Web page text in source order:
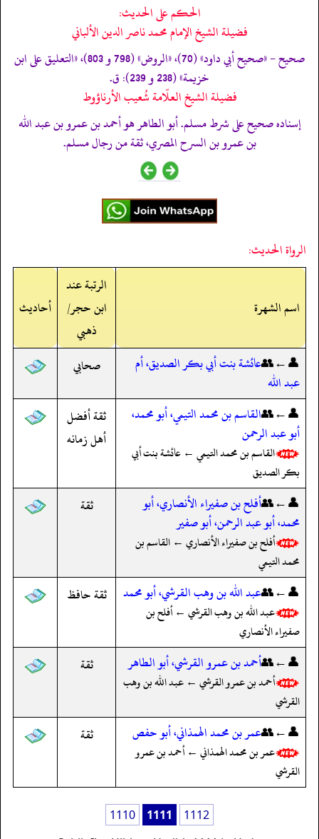
الحكم على الحديث:
فضيلة الشيخ الإمام محمد ناصر الدين الألباني
صحيح - «صحيح أبي داود» (70)، «الروض» (798 و 803)، «التعليق على ابن
خزيمة» (238 و 239): ق.
فضيلة الشيخ العلّامة شُعيب الأرناؤوط
إسناده صحيح على شرط مسلم. أبو الطاهر هو أحمد بن عمرو بن عبد الله
بن عمرو بن السرح المصري، ثقة من رجال مسلم.
الرواة الحديث:
اسم الشهرة
الرتبة عند
ابن حجر/
ذهبي
أحاديث
👤←👥عائشة بنت أبي بكر الصديق، أم
عبد الله
صحابي
👤←👥القاسم بن محمد التيمي، أبو محمد،
أبو عبد الرحمن
القاسم بن محمد التيمي ← عائشة بنت أبي
بكر الصديق
ثقة أفضل
أهل زمانه
👤←👥أفلح بن صفيراء الأنصاري، أبو
محمد، أبو عبد الرحمن، أبو صفير
أفلح بن صفيراء الأنصاري ← القاسم بن
محمد التيمي
ثقة
👤←👥عبد الله بن وهب القرشي، أبو محمد
عبد الله بن وهب القرشي ← أفلح بن
صفيراء الأنصاري
ثقة حافظ
👤←👥أحمد بن عمرو القرشي، أبو الطاهر
أحمد بن عمرو القرشي ← عبد الله بن وهب
القرشي
ثقة
👤←👥عمر بن محمد الهمذاني، أبو حفص
عمر بن محمد الهمذاني ← أحمد بن عمرو
القرشي
ثقة
1110 1111
1112